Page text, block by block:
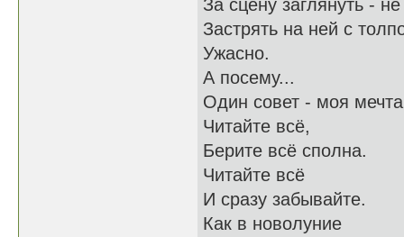
За сцену заглянуть -
Застрять на ней с
Ужасно.
А посему...
Один совет - моя
Читайте всё,
Берите всё сполна.
Читайте всё
И сразу забывайте.
Как в новолуние